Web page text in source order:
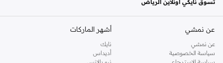
تسوق نايكي أونلاين الرياض
تضم مجموعة نايكي كافة استايلات السنيكرز التي يحبها الجميع، استعرض سنيكرزاير
فورسوزوم
وتانجون وفليكس وغيرهم الكثير. مارس تمارينك اليومية
بحرية تامة مع سنيكرز نايكي المريحة واشعر دائمًا بالحماس لمزيد من الرياضة. احصل
عن نمشي
عن نمشي
سياسة الخصوصية
أشهر الماركات
نايك
أديداس